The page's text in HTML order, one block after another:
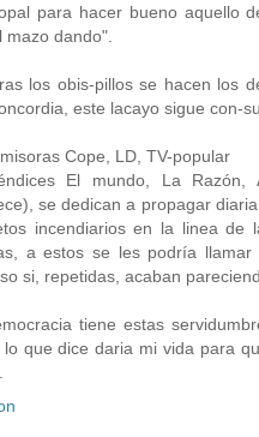
para hacer bueno aquello
mazo dando".
los obis-pillos se hacen los
este lacayo sigue con-
Cope, LD, TV-popular
El mundo, La Razón,
se dedican a propagar
incendiarios en la linea de
a estos se les podría llamar
si, repetidas, acaban
tiene estas
lo que dice daria mi vida para